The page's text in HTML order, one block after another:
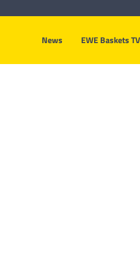
News EWE Baskets TV